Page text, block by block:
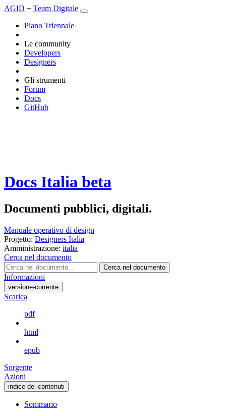
AGID + Team Digitale
Piano Triennale
Le community
Developers
Designers
Gli strumenti
Forum
Docs
GitHub
Docs Italia beta
Documenti pubblici, digitali.
Manuale operativo di design
Progetto: Designers Italia
Amministrazione: italia
Cerca nel documento
Cerca nel documento
Informazioni
versione-corrente
Scarica
pdf
html
epub
Sorgente
Azioni
indice dei contenuti
Sommario